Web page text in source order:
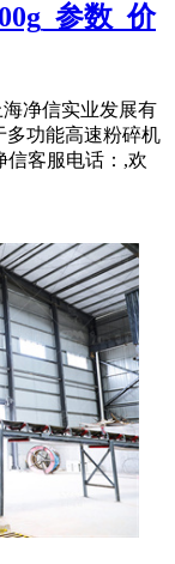
参数_价
净信实业发展有
多功能高速粉碎机
信客服电话：,欢